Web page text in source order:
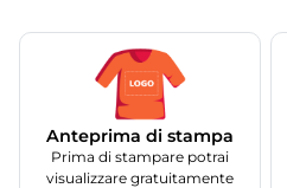
Anteprima di stampa
Prima di stampare potrai
visualizzare gratuitamente